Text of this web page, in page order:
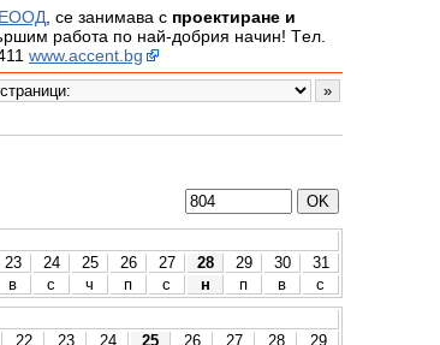
, се занимава с проектиране и
работа по най-добрия начин! Tел.
www.accent.bg
23 24 25 26 27 28 29 30
31
в с ч п с н п в
с
22 23 24 25 26 27 28
29